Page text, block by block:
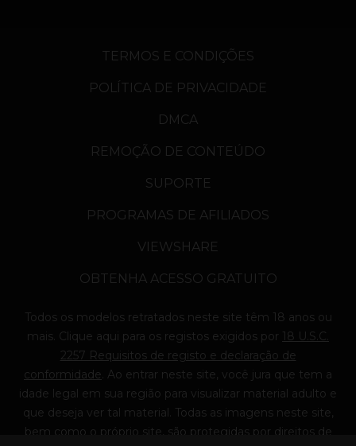
TERMOS E CONDIÇÕES
POLÍTICA DE PRIVACIDADE
DMCA
REMOÇÃO DE CONTEÚDO
SUPORTE
PROGRAMAS DE AFILIADOS
VIEWSHARE
OBTENHA ACESSO GRATUITO
Todos os modelos retratados neste site têm 18 anos ou
mais. Clique aqui para os registos exigidos por 18 U.S.C.
2257 Requisitos de registo e declaração de
conformidade . Ao entrar neste site, você jura que tem a
idade legal em sua região para visualizar material adulto e
que deseja ver tal material. Todas as imagens neste site,
bem como o próprio site, são protegidas por direitos de